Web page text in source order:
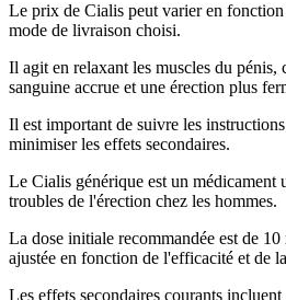
Le prix de Cialis peut varier en fonction
mode de livraison choisi.
Il agit en relaxant les muscles du pénis,
sanguine accrue et une érection plus
Il est important de suivre les
minimiser les effets secondaires.
Le Cialis générique est un médicament
troubles de l'érection chez les hommes.
La dose initiale recommandée est de
ajustée en fonction de l'efficacité et de
Les effets secondaires courants incluent